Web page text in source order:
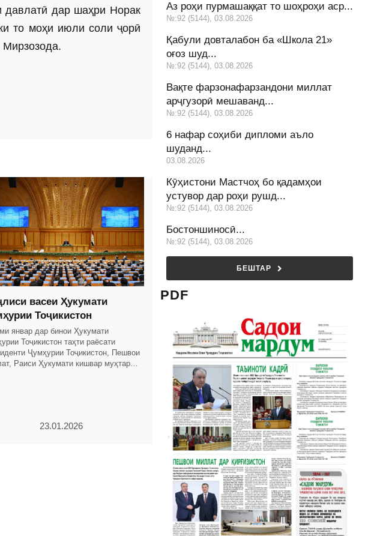
давлатӣ дар шаҳри Норак
то моҳи июли соли ҷорӣ
васеи Ҳукумати
Тоҷикистон
январ дар бинои Ҳукумати
Тоҷикистон таҳти раёсати
Ҷумҳурии Тоҷикистон, Пешвои
Раиси Ҳукумати кишвар муҳтарам
23.01.2026
Аз роҳи пурмашаққат то шоҳроҳи аср...
№:92 (5144), 03.08.2026
Қабули довталабон ба «Школа 21»
оғоз шуд...
№:92 (5144), 03.08.2026
Вақте фарзонафарзандони миллат
арҷгузорӣ мешаванд...
№:92 (5144), 03.08.2026
6 нафар соҳиби дипломи аъло
шуданд...
03.08.2026
Кӯҳистони Мастчоҳ бо қадамҳои
устувор дар роҳи рушд...
№:92 (5144), 03.08.2026
Бостоншиносӣ...
№:92 (5144), 03.08.2026
БЕШТАР
PDF